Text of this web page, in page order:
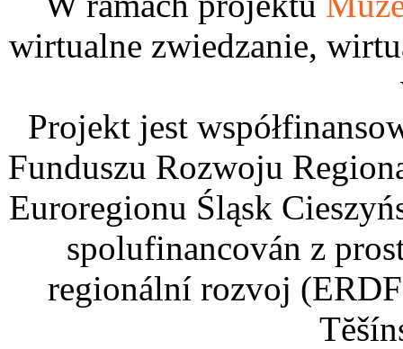
wirtualne zwiedzanie,
Projekt jest
Funduszu Rozwoju
Euroregionu Śląsk
spolufinancován z
regionální rozvoj